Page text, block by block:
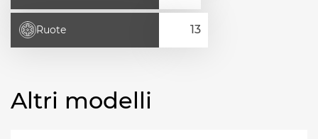
Ruote
Altri modelli